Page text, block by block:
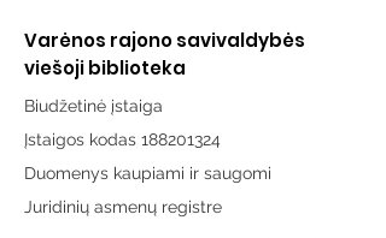
Varėnos rajono savivaldybės
viešoji biblioteka
Biudžetinė įstaiga
Įstaigos kodas 188201324
Duomenys kaupiami ir saugomi
Juridinių asmenų registre